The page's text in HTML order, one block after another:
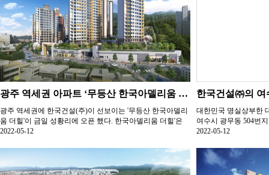
광주 역세권 아파트 ‘무등산 한국아델리움 더힐’금일 그랜드 오픈
광주 역세권에 한국건설(주)이 선보이는 '무등산 한국아델리
움 더힐'이 금일 성황리에 오픈 했다. 한국아델리움 더힐'은
도시철...
2022-05-12
대한민국 명실상부한
여수시 광무동 504번
소식을 전하...
2022-05-12